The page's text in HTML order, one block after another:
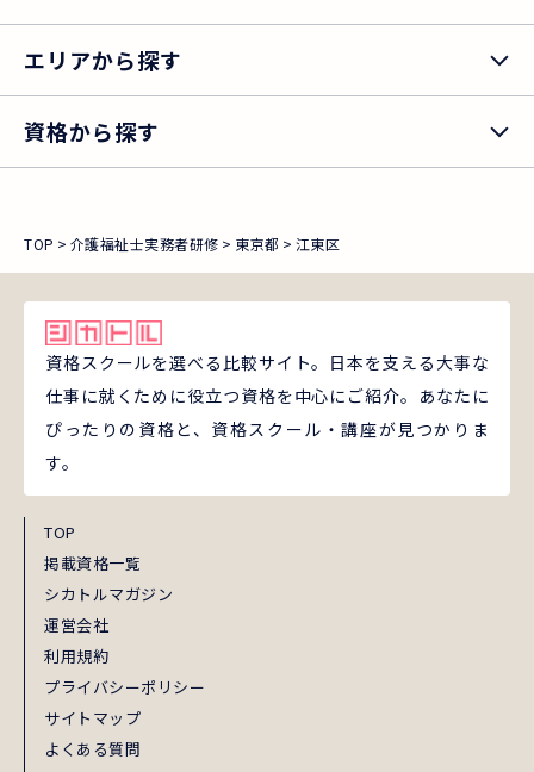
エリアから探す
資格から探す
TOP 介護福祉士実務者研修 東京都 江東区
資格スクールを選べる比較サイト。日本を支える大事な
仕事に就くために役立つ資格を中心にご紹介。あなたに
ぴったりの資格と、資格スクール・講座が見つかりま
す。
TOP
掲載資格一覧
シカトルマガジン
運営会社
利用規約
プライバシーポリシー
サイトマップ
よくある質問